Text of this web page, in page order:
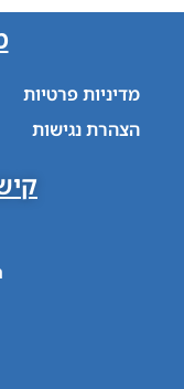
מדיניות פרטיות
הצהרת נגישות